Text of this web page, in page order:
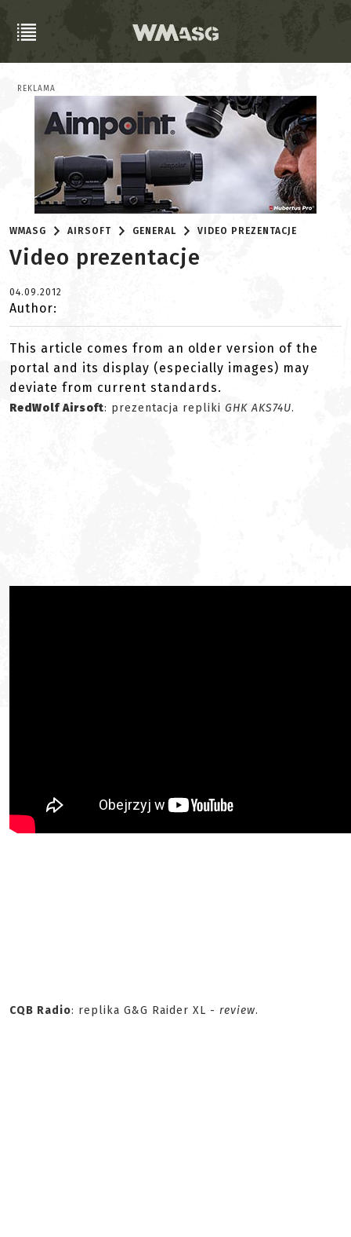
REKLAMA
WMASG AIRSOFT GENERAL VIDEO PREZENTACJE
Video prezentacje
04.09.2012
Author:
This article comes from an older version of the
portal and its display (especially images) may
deviate from current standards.
RedWolf Airsoft: prezentacja repliki GHK AKS74U.
CQB Radio: replika G&G Raider XL - review.